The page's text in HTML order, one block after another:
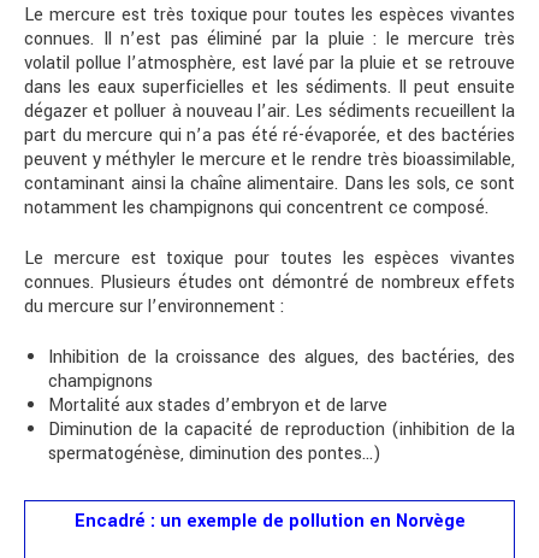
Le mercure est très toxique pour toutes les espèces vivantes
connues. Il n’est pas éliminé par la pluie : le mercure très
volatil pollue l’atmosphère, est lavé par la pluie et se retrouve
dans les eaux superficielles et les sédiments. Il peut ensuite
dégazer et polluer à nouveau l’air. Les sédiments recueillent la
part du mercure qui n’a pas été ré-évaporée, et des bactéries
peuvent y méthyler le mercure et le rendre très bioassimilable,
contaminant ainsi la chaîne alimentaire. Dans les sols, ce sont
notamment les champignons qui concentrent ce composé.
Le mercure est toxique pour toutes les espèces vivantes
connues. Plusieurs études ont démontré de nombreux effets
du mercure sur l’environnement :
Inhibition de la croissance des algues, des bactéries, des
champignons
Mortalité aux stades d’embryon et de larve
Diminution de la capacité de reproduction (inhibition de la
spermatogénèse, diminution des pontes…)
Encadré : un exemple de pollution en Norvège